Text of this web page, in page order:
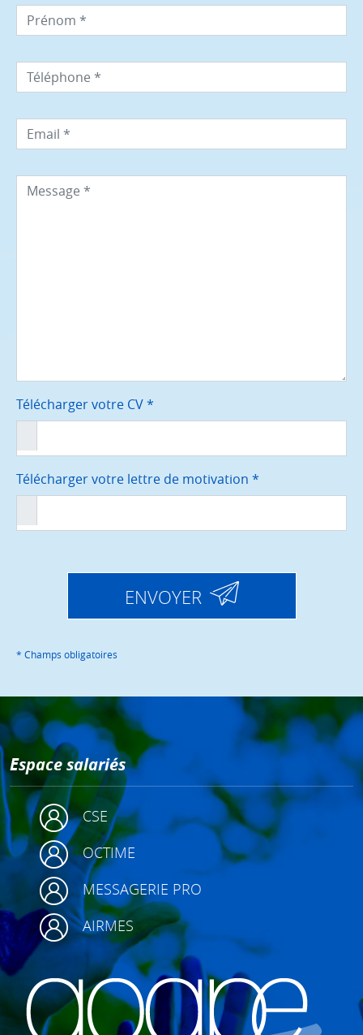
Télécharger votre CV *
Télécharger votre lettre de motivation *
ENVOYER
* Champs obligatoires
Espace salariés
CSE
OCTIME
MESSAGERIE PRO
AIRMES